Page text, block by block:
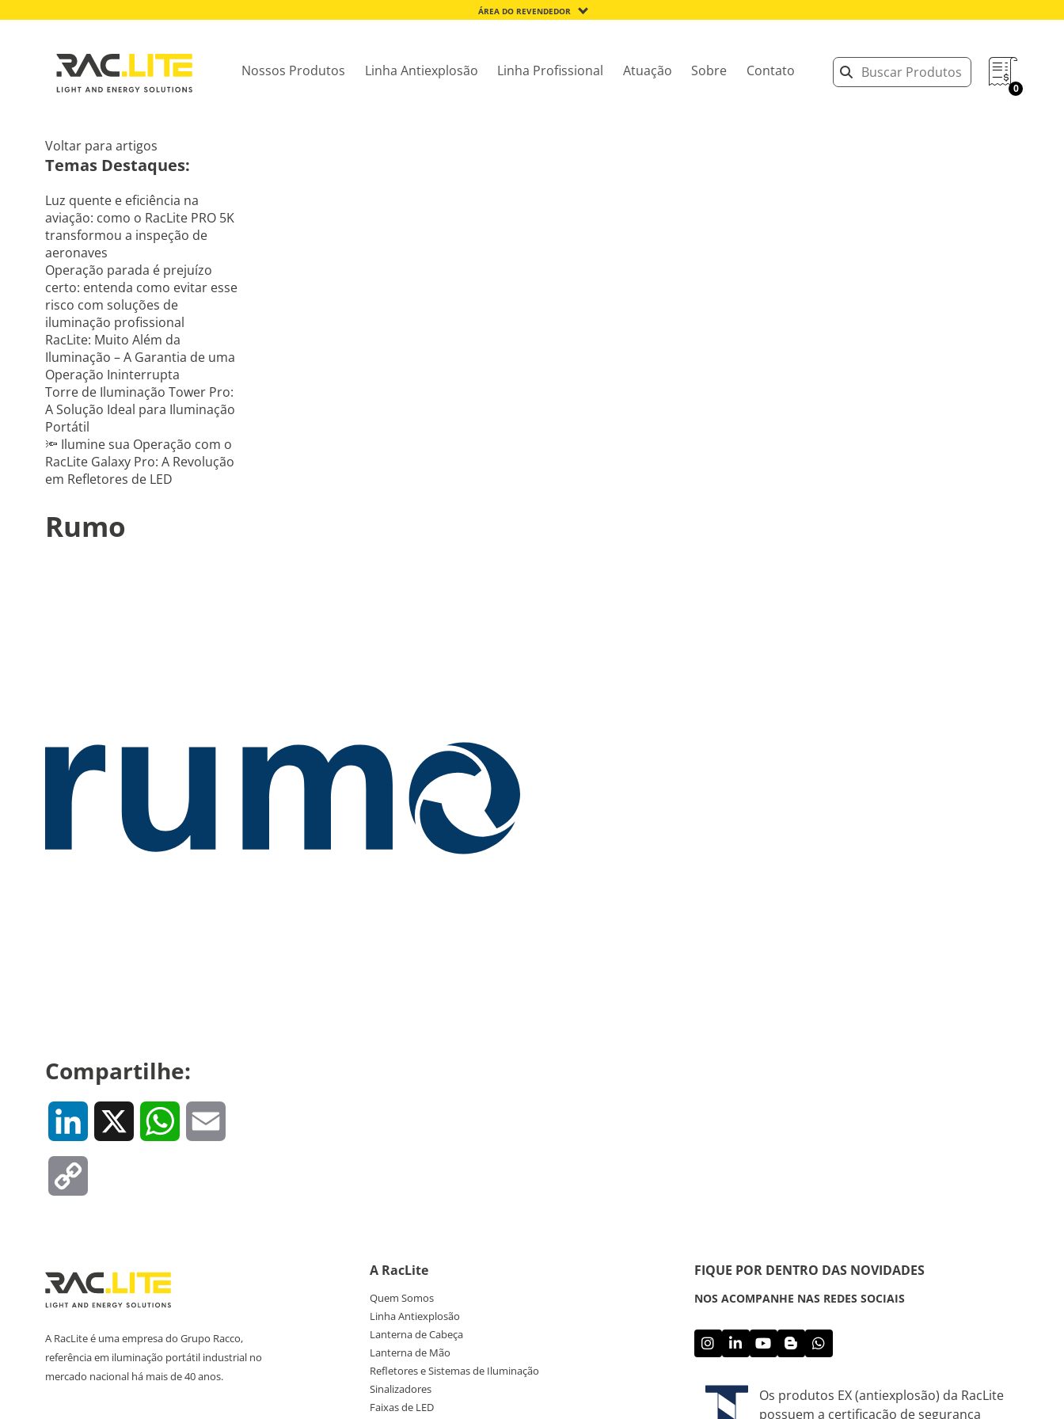
ÁREA DO REVENDEDOR
Nossos Produtos Linha Antiexplosão Linha Profissional Atuação Sobre Contato
0
Voltar para artigos
Temas Destaques:
Luz quente e eficiência na
aviação: como o RacLite PRO 5K
transformou a inspeção de
aeronaves
Operação parada é prejuízo
certo: entenda como evitar esse
risco com soluções de
iluminação profissional
RacLite: Muito Além da
Iluminação – A Garantia de uma
Operação Ininterrupta
Torre de Iluminação Tower Pro:
A Solução Ideal para Iluminação
Portátil
🔦 Ilumine sua Operação com o
RacLite Galaxy Pro: A Revolução
em Refletores de LED
Rumo
Compartilhe:
LinkedIn WhatsApp
A RacLite é uma empresa do Grupo Racco,
referência em iluminação portátil industrial no
mercado nacional há mais de 40 anos.
A RacLite
Quem Somos
Linha Antiexplosão
Lanterna de Cabeça
Lanterna de Mão
Refletores e Sistemas de Iluminação
Sinalizadores
Faixas de LED
FIQUE POR DENTRO DAS NOVIDADES
NOS ACOMPANHE NAS REDES SOCIAIS
Os produtos EX (antiexplosão) da RacLite
possuem a certificação de segurança